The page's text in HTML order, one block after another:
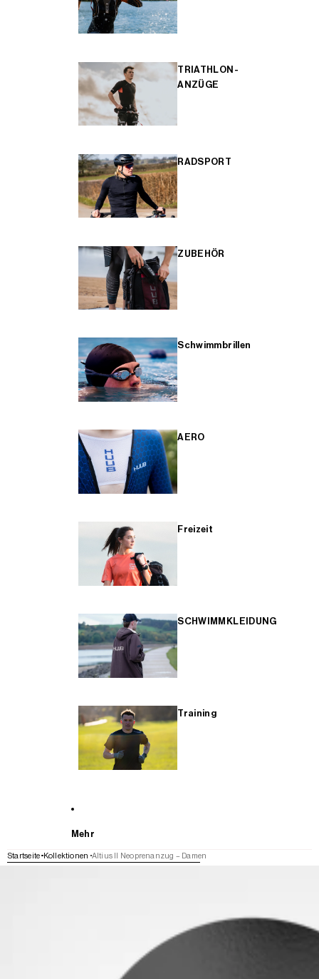
TRIATHLON-
ANZÜGE
RADSPORT
ZUBEHÖR
Schwimmbrillen
AERO
Freizeit
SCHWIMMKLEIDUNG
Training
Mehr
Startseite Kollektionen Altius II Neoprenanzug – Damen
WEITER ZU DEN PRODUKTINFORMATIONEN